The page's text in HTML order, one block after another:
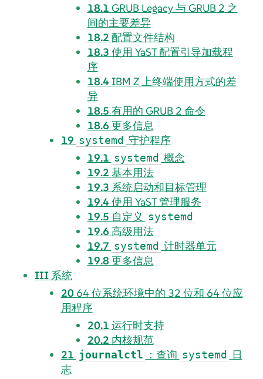
18.1 GRUB Legacy 与 GRUB 2 之
间的主要差异
18.2 配置文件结构
18.3 使用 YaST 配置引导加载程
序
18.4IBM Z 上终端使用方式的差
异
18.5 有用的 GRUB 2 命令
18.6 更多信息
19 systemd 守护程序
19.1 systemd 概念
19.2 基本用法
19.3 系统启动和目标管理
19.4使用 YaST 管理服务
19.5 自定义 systemd
19.6 高级用法
19.7 systemd 计时器单元
19.8 更多信息
III 系统
20 64 位系统环境中的 32 位和 64 位应
用程序
20.1 运行时支持
20.2 内核规范
21 journalctl ：查询 systemd 日
志